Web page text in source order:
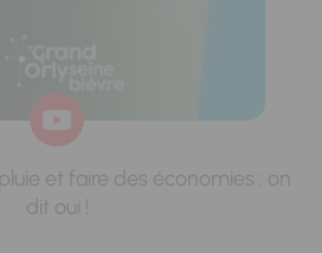
et faire des économies : on
dit oui !